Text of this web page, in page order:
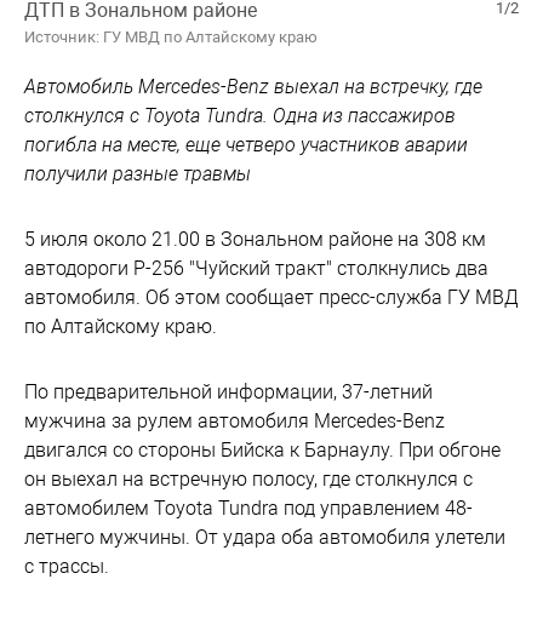
1/2
ДТП в Зональном районе
Источник: ГУ МВД по Алтайскому краю
Автомобиль Mercedes-Benz выехал на встречку, где
столкнулся с Toyota Tundra. Одна из пассажиров
погибла на месте, еще четверо участников аварии
получили разные травмы
5 июля около 21.00 в Зональном районе на 308 км
автодороги Р-256 "Чуйский тракт" столкнулись два
автомобиля. Об этом сообщает пресс-служба ГУ МВД
по Алтайскому краю.
По предварительной информации, 37-летний
мужчина за рулем автомобиля Mercedes-Benz
двигался со стороны Бийска к Барнаулу. При обгоне
он выехал на встречную полосу, где столкнулся с
автомобилем Toyota Tundra под управлением 48-
летнего мужчины. От удара оба автомобиля улетели
с трассы.